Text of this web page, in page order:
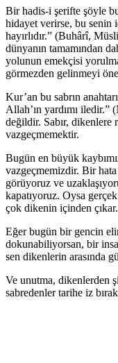
Bir hadis-i şerifte şöyle
hidayet verirse, bu senin
hayırlıdır.” (Buhârî,
dünyanın tamamından
yolunun emekçisi
görmezden gelinmeyi
Kur’an bu sabrın
Allah’ın yardımı
değildir. Sabır, dikenlere
vazgeçmemektir.
Bugün en büyük
vazgeçmemizdir. Bir
görüyoruz ve
kapatıyoruz. Oysa
çok dikenin içinden çıkar.
Eğer bugün bir gencin
dokunabiliyorsan, bir
sen dikenlerin arasında
Ve unutma, dikenlerden
sabredenler tarihe iz